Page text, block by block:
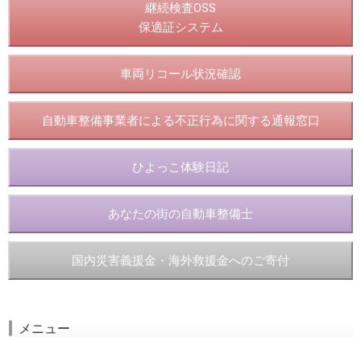
継続検査OSS
保適証システム
車両リコール状況確認
自動車整備事業者による不正行為に関する通報窓口
ひよっこ体験日記
あなたの街の自動車整備士
国内災害義援金・海外救援金へのご寄付
メニュー